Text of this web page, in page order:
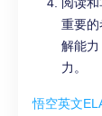
重要
解能
力。
悟空英文